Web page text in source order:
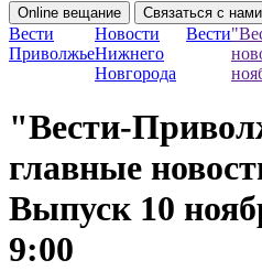
Online вещание Связаться с нами
Вести
Приволжье
Новости
Нижнего
Новгорода
Вести
"Вести-
главные
Выпуск 10
9:00